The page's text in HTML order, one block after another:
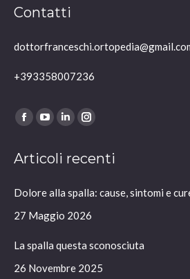
Contatti
+393358007236
Ci puoi trovare su:
Facebook
opens
new
window
YouTube
opens
new
window
Linkedin
opens
new
window
Instagram
opens
new
window
Articoli recenti
Dolore alla spalla: cause, sintomi e
27 Maggio 2026
La spalla questa sconosciuta
26 Novembre 2025